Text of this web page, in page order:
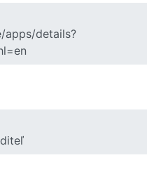
apps/details?